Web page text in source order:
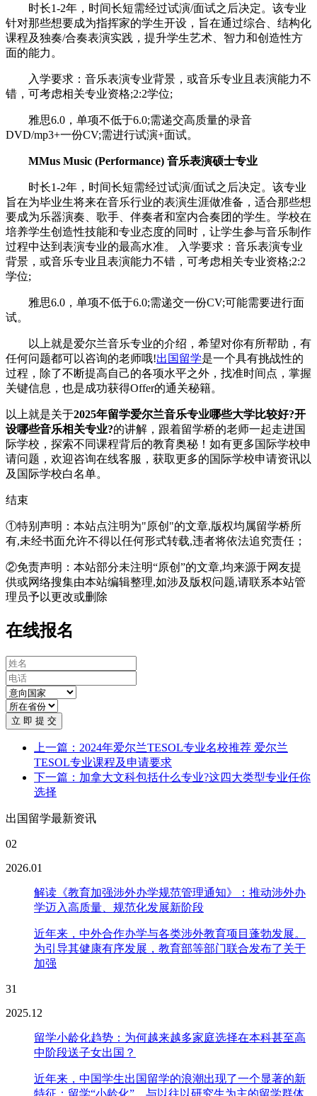
时长1-2年，时间长短需经过试演/面试之后决定。该专业
针对那些想要成为指挥家的学生开设，旨在通过综合、结构化
课程及独奏/合奏表演实践，提升学生艺术、智力和创造性方
面的能力。
入学要求：音乐表演专业背景，或音乐专业且表演能力不
错，可考虑相关专业资格;2:2学位;
雅思6.0，单项不低于6.0;需递交高质量的录音
DVD/mp3+一份CV;需进行试演+面试。
MMus Music (Performance) 音乐表演硕士专业
时长1-2年，时间长短需经过试演/面试之后决定。该专业
旨在为毕业生将来在音乐行业的表演生涯做准备，适合那些想
要成为乐器演奏、歌手、伴奏者和室内合奏团的学生。学校在
培养学生创造性技能和专业态度的同时，让学生参与音乐制作
过程中达到表演专业的最高水准。 入学要求：音乐表演专业
背景，或音乐专业且表演能力不错，可考虑相关专业资格;2:2
学位;
雅思6.0，单项不低于6.0;需递交一份CV;可能需要进行面
试。
以上就是爱尔兰音乐专业的介绍，希望对你有所帮助，有
任何问题都可以咨询的老师哦!出国留学是一个具有挑战性的
过程，除了不断提高自己的各项水平之外，找准时间点，掌握
关键信息，也是成功获得Offer的通关秘籍。
以上就是关于2025年留学爱尔兰音乐专业哪些大学比较好?开
设哪些音乐相关专业?的讲解，跟着留学桥的老师一起走进国
际学校，探索不同课程背后的教育奥秘！如有更多国际学校申
请问题，欢迎咨询在线客服 ，获取更多的国际学校申请资讯以
及国际学校白名单。
结束
①特别声明：本站点注明为"原创"的文章,版权均属留学桥所
有,未经书面允许不得以任何形式转载,违者将依法追究责任；
②免责声明：本站部分未注明“原创”的文章,均来源于网友提
供或网络搜集由本站编辑整理,如涉及版权问题,请联系本站管
理员予以更改或删除
在线报名
立 即 提 交
上一篇：2024年爱尔兰TESOL专业名校推荐 爱尔兰
TESOL专业课程及申请要求
下一篇：加拿大文科包括什么专业?这四大类型专业任你
选择
出国留学最新资讯
02
2026.01
解读《教育加强涉外办学规范管理通知》：推动涉外办
学迈入高质量、规范化发展新阶段
近年来，中外合作办学与各类涉外教育项目蓬勃发展。
为引导其健康有序发展，教育部等部门联合发布了关于
加强
31
2025.12
留学小龄化趋势：为何越来越多家庭选择在本科甚至高
中阶段送子女出国？
近年来，中国学生出国留学的浪潮出现了一个显著的新
特征：留学“小龄化”。与以往以研究生为主的留学群体